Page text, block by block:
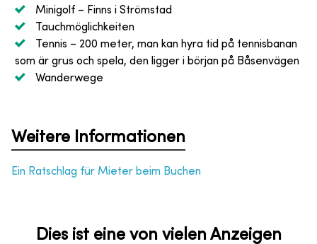
Minigolf – Finns i Strömstad
Tauchmöglichkeiten
Tennis – 200 meter, man kan hyra tid på tennisbanan
som är grus och spela, den ligger i början på Båsenvägen
Wanderwege
Weitere Informationen
Ein Ratschlag für Mieter beim Buchen
Dies ist eine von vielen Anzeigen